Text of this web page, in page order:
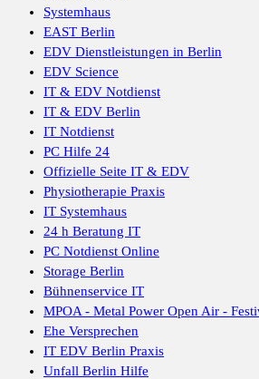
Systemhaus
EAST Berlin
EDV Dienstleistungen in Berlin
EDV Science
IT & EDV Notdienst
IT & EDV Berlin
IT Notdienst
PC Hilfe 24
Offizielle Seite IT & EDV
Physiotherapie Praxis
IT Systemhaus
24 h Beratung IT
PC Notdienst Online
Storage Berlin
Bühnenservice IT
MPOA - Metal Power Open Air -
Ehe Versprechen
IT EDV Berlin Praxis
Unfall Berlin Hilfe